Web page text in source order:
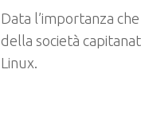
Data l’importanza
della società
Linux.